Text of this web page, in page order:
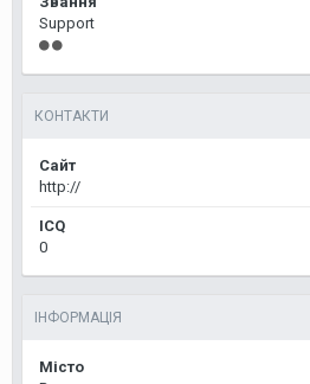
Support
КОНТАКТИ
Сайт
http://
ICQ
0
ІНФОРМАЦІЯ
Місто